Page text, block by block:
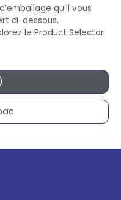
qu’il vous
ci-dessous,
le Product Selector